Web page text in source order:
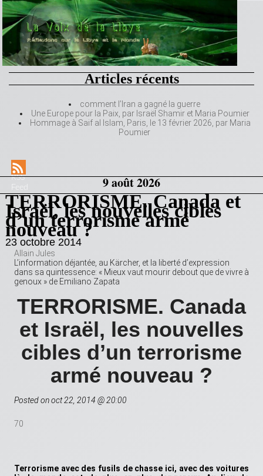
Articles récents
comment l’Iran a gagné la guerre
Une Europe pour la Paix, par Israël Shamir et Maria Poumier
Hommage à Saif al Islam, Paris, le 13 février 2026, par Maria
Poumier
RSS
Feed
9 août 2026
TERRORISME. Canada et
Israël, les nouvelles cibles
d’un terrorisme armé
nouveau ?
23 octobre 2014
Allain Jules
L’information déjantée, au Kärcher, et la liberté d’expression
dans sa quintessence: « Mieux vaut mourir debout que de vivre à
genoux » de Emiliano Zapata
TERRORISME. Canada
et Israël, les nouvelles
cibles d’un terrorisme
armé nouveau ?
Posted on oct 22, 2014 @ 20:00
70
Terrorisme avec des fusils de chasse ici, avec des voitures